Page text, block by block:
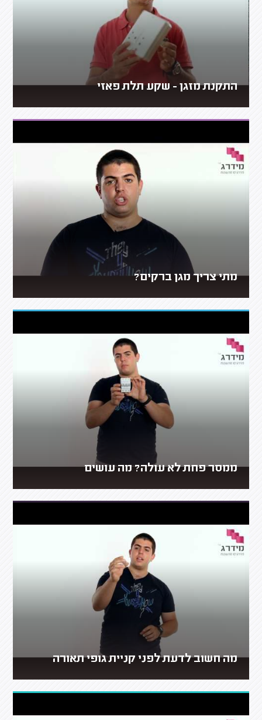
התקנת מזגן - שקע תלת פאזי
מתי צריך מגן ברקים?
ממסר פחת לא עולה? מה עושים
מה חשוב לדעת לפני קניית גופי תאורה